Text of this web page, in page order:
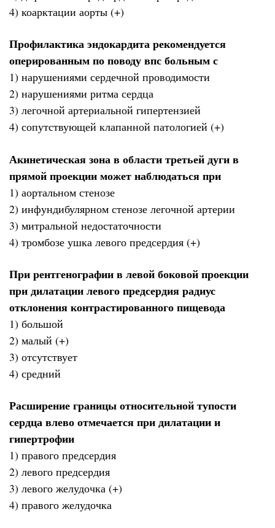
4) коарктации аорты (+)
Профилактика эндокардита рекомендуется
оперированным по поводу впс больным с
1) нарушениями сердечной проводимости
2) нарушениями ритма сердца
3) легочной артериальной гипертензией
4) сопутствующей клапанной патологией (+)
Акинетическая зона в области третьей дуги в
прямой проекции может наблюдаться при
1) аортальном стенозе
2) инфундибулярном стенозе легочной артерии
3) митральной недостаточности
4) тромбозе ушка левого предсердия (+)
При рентгенографии в левой боковой проекции
при дилатации левого предсердия радиус
отклонения контрастированного пищевода
1) большой
2) малый (+)
3) отсутствует
4) средний
Расширение границы относительной тупости
сердца влево отмечается при дилатации и
гипертрофии
1) правого предсердия
2) левого предсердия
3) левого желудочка (+)
4) правого желудочка